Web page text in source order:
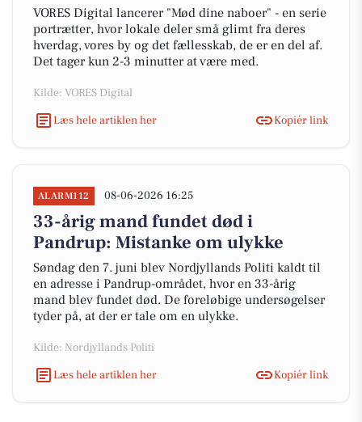
VORES Digital lancerer "Mød dine naboer" - en serie
portrætter, hvor lokale deler små glimt fra deres
hverdag, vores by og det fællesskab, de er en del af.
Det tager kun 2-3 minutter at være med.
Kilde: VORES Digital
Læs hele artiklen her
Kopiér link
ALARM112 08-06-2026 16:25
33-årig mand fundet død i
Pandrup: Mistanke om ulykke
Søndag den 7. juni blev Nordjyllands Politi kaldt til
en adresse i Pandrup-området, hvor en 33-årig
mand blev fundet død. De foreløbige undersøgelser
tyder på, at der er tale om en ulykke.
Kilde: Nordjyllands Politi
Læs hele artiklen her
Kopiér link